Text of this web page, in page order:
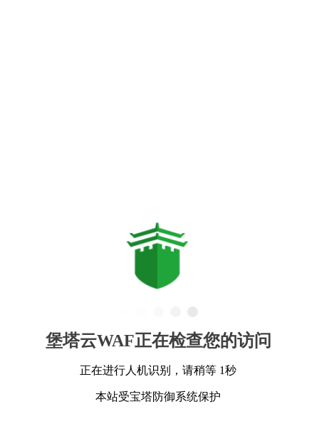
堡塔云WAF正在检查您的访问
正在进行人机识别，请稍等 1秒
本站受宝塔防御系统保护